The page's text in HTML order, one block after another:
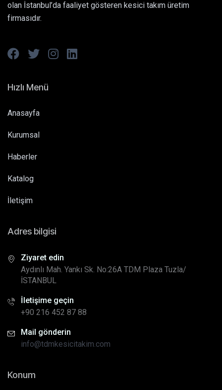
olan İstanbul’da faaliyet gösteren kesici takım üretim
firmasıdır.
Hızlı Menü
Anasayfa
Kurumsal
Haberler
Katalog
İletişim
Adres bilgisi
Ziyaret edin
Aydınlı Mah. Yankı Sk. No:26A TDM Plaza Tuzla/
İSTANBUL
İletişime geçin
+90 216 452 87 88
Mail gönderin
info@tdmkesicitakim.com
Konum